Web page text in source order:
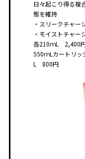
日々起こり得る複
態を維持
・スリークチャー
・モイストチャー
各210ｍL 2,400
550ｍLカートリ
L 800円